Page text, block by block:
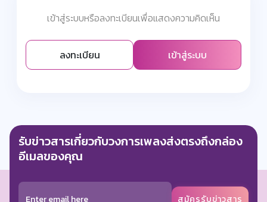
เข้าสู่ระบบหรือลงทะเบียนเพื่อแสดงความคิดเห็น
ลงทะเบียน เข้าสู่ระบบ
รับข่าวสารเกี่ยวกับวงการเพลงส่งตรงถึงกล่อง
อีเมลของคุณ
สมัครรับข่าวสาร